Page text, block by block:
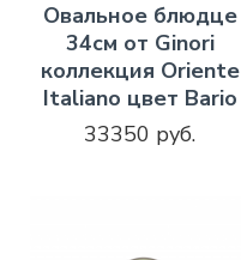
Овальное блюдце
34см от Ginori
коллекция Oriente
Italiano цвет Bario
33350 руб.